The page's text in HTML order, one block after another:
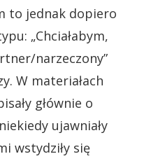
to jednak dopiero
„Chciałabym,
narzeczony”
W materiałach
głównie o
ujawniały
wstydziły się